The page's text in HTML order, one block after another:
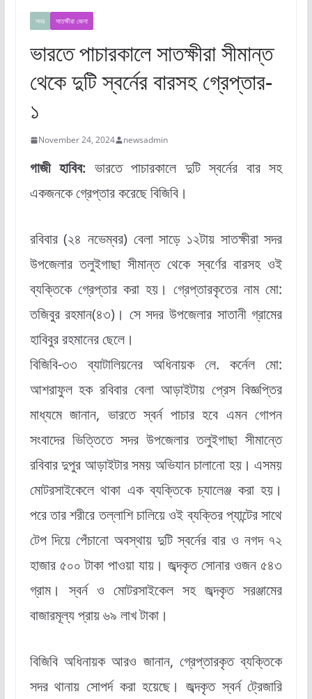
সদর সাতক্ষীরা জেলা
ভারতে পাচারকালে সাতক্ষীরা সীমান্ত
থেকে দুটি স্বর্নের বারসহ গ্রেপ্তার-
১
November 24, 2024 newsadmin
গাজী হাবিব: ভারতে পাচারকালে দুটি স্বর্নের বার সহ
একজনকে গ্রেপ্তার করেছে বিজিবি।
রবিবার (২৪ নভেম্বর) বেলা সাড়ে ১২টায় সাতক্ষীরা সদর
উপজেলার তলুইগাছা সীমান্ত থেকে স্বর্ণের বারসহ ওই
ব্যক্তিকে গ্রেপ্তার করা হয়। গ্রেপ্তারকৃতের নাম মো:
তজিবুর রহমান(৪৩)। সে সদর উপজেলার সাতানী গ্রামের
হাবিবুর রহমানের ছেলে।
বিজিবি-৩৩ ব্যাটালিয়নের অধিনায়ক লে. কর্নেল মো:
আশরাফুল হক রবিবার বেলা আড়াইটায় প্রেস বিজ্ঞপ্তির
মাধ্যমে জানান, ভারতে স্বর্ন পাচার হবে এমন গোপন
সংবাদের ভিত্তিতে সদর উপজেলার তলুইগাছা সীমান্তে
রবিবার দুপুর আড়াইটার সময় অভিযান চালানো হয়। এসময়
মোটরসাইকেলে থাকা এক ব্যক্তিকে চ্যালেঞ্জ করা হয়।
পরে তার শরীরে তল্লাশি চালিয়ে ওই ব্যক্তির প্যান্টের সাথে
টেপ দিয়ে পেঁচানো অবস্থায় দুটি স্বর্নের বার ও নগদ ৭২
হাজার ৫০০ টাকা পাওয়া যায়। জব্দকৃত সোনার ওজন ৫৪৩
গ্রাম। স্বর্ন ও মোটরসাইকেল সহ জব্দকৃত সরঞ্জামের
বাজারমূল্য প্রায় ৬৯ লাখ টাকা।
বিজিবি অধিনায়ক আরও জানান, গ্রেপ্তারকৃত ব্যক্তিকে
সদর থানায় সোপর্দ করা হয়েছে। জব্দকৃত স্বর্ন ট্রেজারি